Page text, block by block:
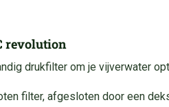
revolution
drukfilter om je vijverwater
filter, afgesloten door een